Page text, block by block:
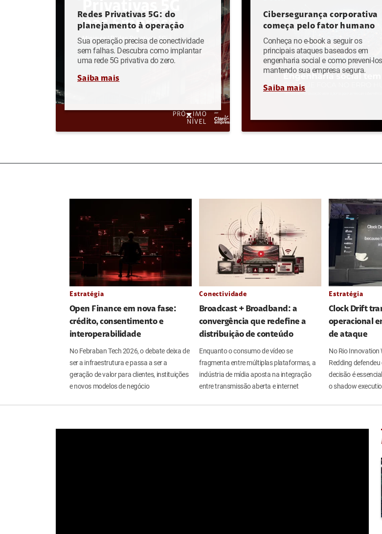
Redes Privativas 5G: do
planejamento à operação
Sua operação precisa de conectividade
sem falhas. Descubra como implantar
uma rede 5G privativa do zero.
Saiba mais
Cibersegurança corporativa
começa pelo fator humano
Conheça no e-book a seguir os
principais ataques baseados em
engenharia social e como preveni-
mantendo sua empresa segura.
Saiba mais
Estratégia
Open Finance em nova fase:
crédito, consentimento e
interoperabilidade
No Febraban Tech 2026, o debate deixa de
ser a infraestrutura e passa a ser a
geração de valor para clientes, instituições
e novos modelos de negócio
Conectividade
Broadcast + Broadband: a
convergência que redefine a
distribuição de conteúdo
Enquanto o consumo de vídeo se
fragmenta entre múltiplas plataformas, a
indústria de mídia aposta na integração
entre transmissão aberta e internet
Estratégia
Clock Drift
operacional
de ataque
No Rio Innovation
Redding
decisão é
o shadow